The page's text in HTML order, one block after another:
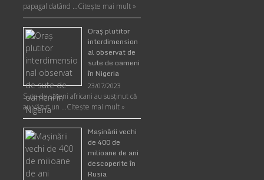
papagal datând …Citește mai mult »
Oraş plutitor
interdimension
al observat de
sute de oameni
în Nigeria
23/07/2023
Sute de săteni africani au susținut că
au văzut un …Citește mai mult »
Maşinării vechi
de 400 de
milioane de ani
descoperite în
Rusia